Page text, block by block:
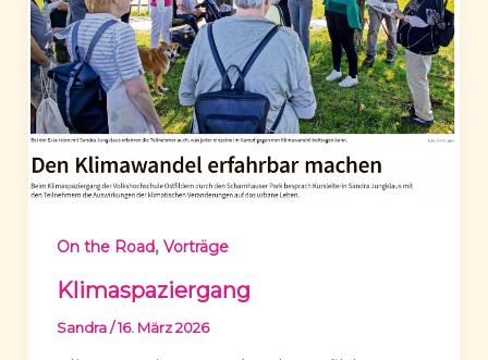
On the Road, Vorträge
Klimaspaziergang
Sandra/16. März 2026